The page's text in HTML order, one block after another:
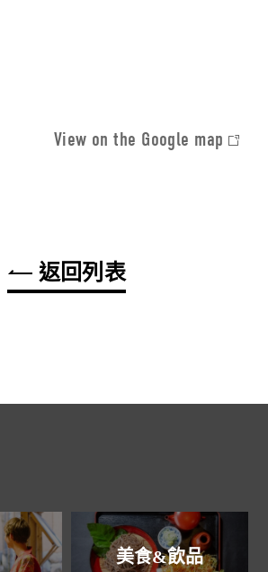
View on the Google map
返回列表
美食&飲品